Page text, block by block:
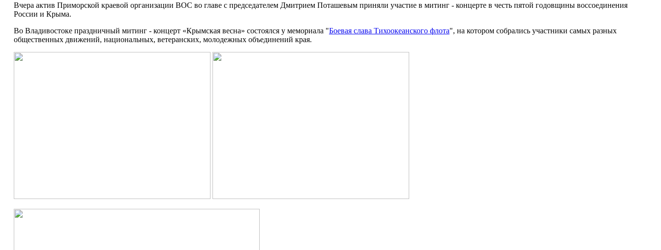
Вчера актив Приморской краевой организации ВОС во главе с председателем Дмитрием Поташевым приняли участие в митинг - концерте в честь пятой годовщины воссоединения
России и Крыма.
Во Владивостоке праздничный митинг - концерт «Крымская весна» состоялся у мемориала "Боевая слава Тихоокеанского флота", на котором собрались участники самых разных
общественных движений, национальных, ветеранских, молодежных объединений края.